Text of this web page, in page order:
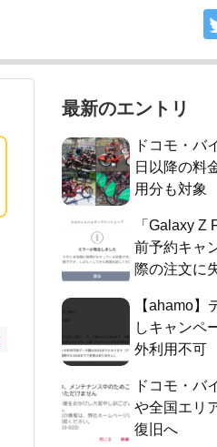
最新のエントリ
ドコモ・バ
日以降の料
用分も対象
「Galaxy Z
前予約キャ
際の注文に
【ahamo】
しキャンペ
外利用不可
ドコモ・バ
や全国エリ
復旧へ